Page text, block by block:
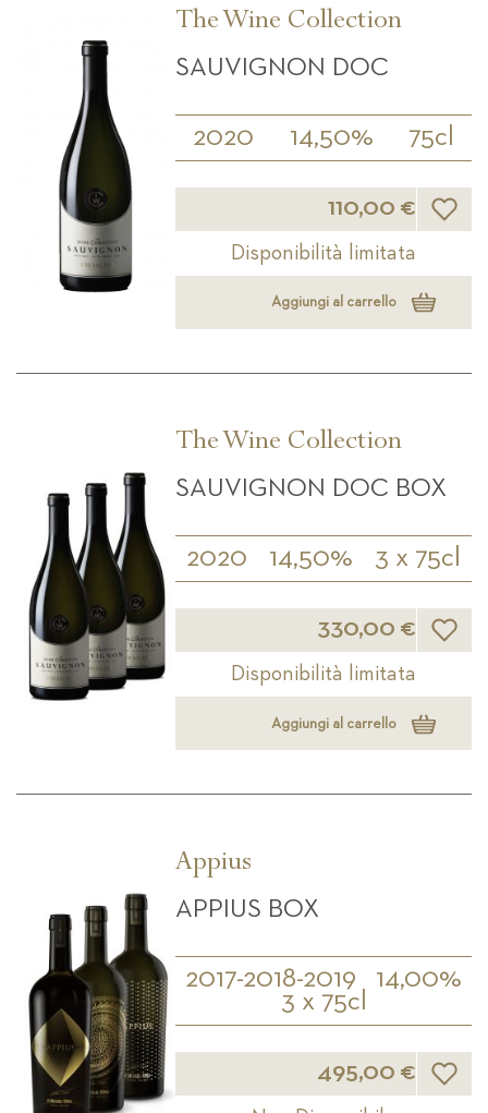
The Wine Collection
SAUVIGNON DOC
2020 14,50% 75cl
110,00 € Lista
Disponibilità limitata
Aggiungi al carrello
The Wine Collection
SAUVIGNON DOC BOX
2020 14,50% 3 x 75cl
330,00 € Lista
Disponibilità limitata
Aggiungi al carrello
Appius
APPIUS BOX
2017-2018-2019
14,00%
3 x 75cl
495,00 € Lista